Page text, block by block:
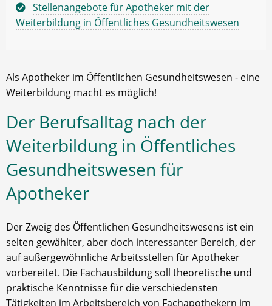
Stellenangebote für Apotheker mit der
Weiterbildung in Öffentliches Gesundheitswesen
Als Apotheker im Öffentlichen Gesundheitswesen - eine
Weiterbildung macht es möglich!
Der Berufsalltag nach der
Weiterbildung in Öffentliches
Gesundheitswesen für
Apotheker
Der Zweig des Öffentlichen Gesundheitswesens ist ein
selten gewählter, aber doch interessanter Bereich, der
auf außergewöhnliche Arbeitsstellen für Apotheker
vorbereitet. Die Fachausbildung soll theoretische und
praktische Kenntnisse für die verschiedensten
Tätigkeiten im Arbeitsbereich von Fachapothekern im